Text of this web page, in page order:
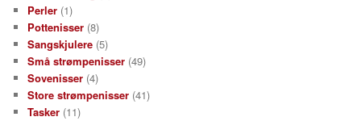
Perler (1)
Pottenisser (8)
Sangskjulere (5)
Små strømpenisser (49)
Sovenisser (4)
Store strømpenisser (41)
Tasker (11)